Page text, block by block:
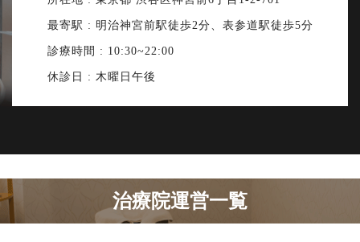
最寄駅 : 明治神宮前駅徒歩2分、表参道駅徒歩5分
診療時間 : 10:30~22:00
休診日 : 木曜日午後
治療院運営一覧